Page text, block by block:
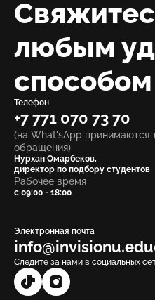
любым
способом
Телефон
+7 771 070 73 70
(на What'sApp принимаются
обращения)
Нурхан Омарбеков,
директор по подбору студентов
Рабочее время
с 09:00 - 18:00
Электронная почта
Следите за нами в социальных